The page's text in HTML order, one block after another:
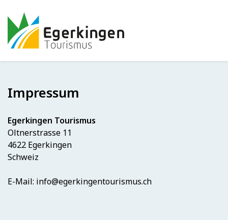
Impressum
Egerkingen Tourismus
Oltnerstrasse 11
4622 Egerkingen
Schweiz
E-Mail: info@egerkingentourismus.ch